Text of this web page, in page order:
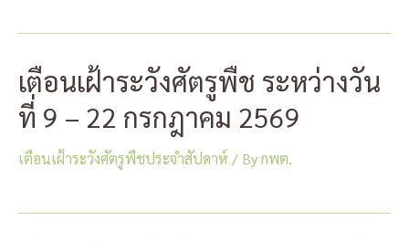
เตือนเฝ้าระวังศัตรูพืช ระหว่างวัน
ที่ 9 – 22 กรกฎาคม 2569
เตือนเฝ้าระวังศัตรูพืชประจำสัปดาห์ / Byกพต.